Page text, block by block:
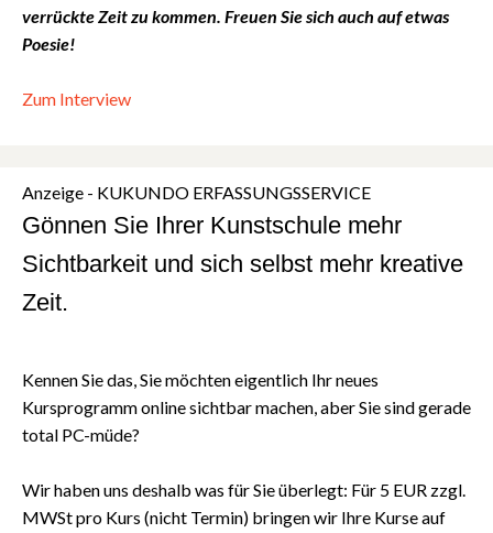
verrückte Zeit zu kommen. Freuen Sie sich auch auf etwas
Poesie!
Zum Interview
Anzeige - KUKUNDO ERFASSUNGSSERVICE
Gönnen Sie Ihrer Kunstschule mehr
Sichtbarkeit und sich selbst mehr kreative
Zeit.
Kennen Sie das, Sie möchten eigentlich Ihr neues
Kursprogramm online sichtbar machen, aber Sie sind gerade
total PC-müde?⁠
⁠Wir haben uns deshalb was für Sie überlegt: Für 5 EUR zzgl.
MWSt pro Kurs (nicht Termin) bringen wir Ihre Kurse auf